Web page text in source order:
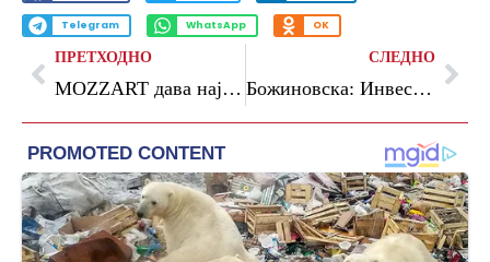
Telegram WhatsApp OK
ПРЕТХОДНО
MOZZART дава најмногу: таму каде што се испишува историја на милионски добивки
СЛЕДНО
Божиновска: Инвестициската платформа за праведна енергетска транзиција веќе не е само за планирање, тоа е платформа која испорачува